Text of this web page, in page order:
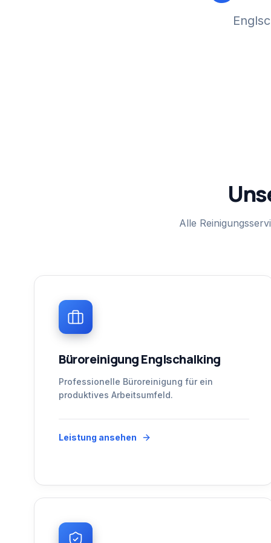
Alle
Büroreinigung Englschalking
Professionelle Büroreinigung für ein
produktives Arbeitsumfeld.
Leistung ansehen